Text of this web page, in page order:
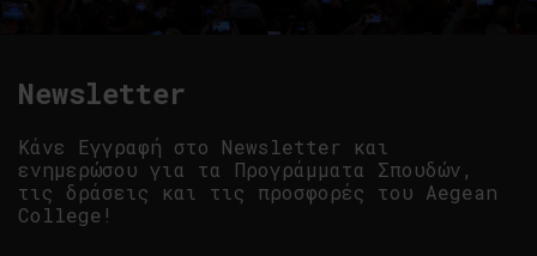
Newsletter
Κάνε Εγγραφή στο Newsletter και
ενημερώσου για τα Προγράμματα Σπουδών,
τις δράσεις και τις προσφορές του Aegean
College!